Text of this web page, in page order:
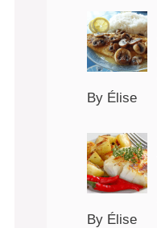
By Élise
By Élise